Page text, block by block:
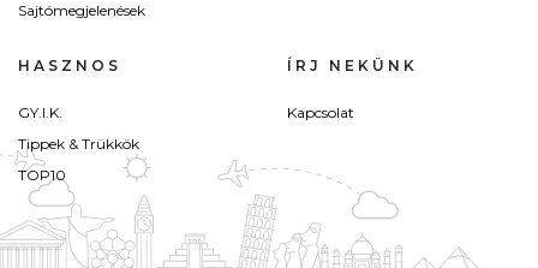
Sajtómegjelenések
HASZNOS
GY.I.K.
Tippek & Trükkök
TOP10
ÍRJ NEKÜNK
Kapcsolat